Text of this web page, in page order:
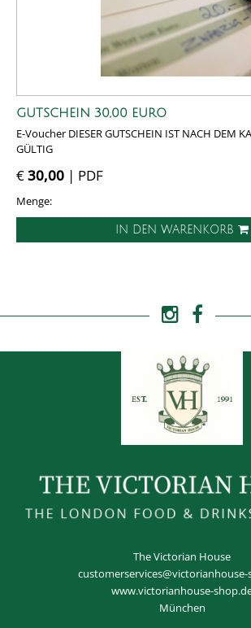
GUTSCHEIN 30,00 EURO
E-Voucher DIESER GUTSCHEIN IST NACH DEM
GÜLTIG
€30,00 | PDF
Menge:
IN DEN WARENKORB
The Victorian House
customerservices@victorianhouse-
www.victorianhouse-
München